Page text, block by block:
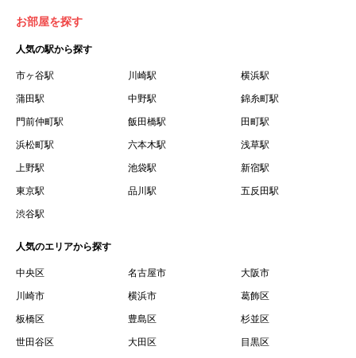
録した情報、本サービス利用中に当社が登録を求めた情報
った場合の当該情報を意味します。
７.「本会員制度」とは、会員による本サービスの利用の促
進を目的とした会員制度を意味します。
借契約書およびオプション注文書を意味します。
９.「契約期間開始日」とは、定期建物賃貸借契約（以下
「賃貸借契約」と言います）の開始日のことで、利用者の
賃借権が発生する日を意味します。
するために、選んだ物件を保留することを意味します。
１１.「予約情報」とは、物件を予約するために必要な当社
所定の情報を意味します。物件情報や期間、オプション等
１２.「キャンセル」とは、賃貸借契約締結後から契約期間
お部屋を探す
人気の駅から探す
市ヶ谷駅 川崎駅 横浜駅
蒲田駅 中野駅 錦糸町駅
門前仲町駅 飯田橋駅 田町駅
浜松町駅 六本木駅 浅草駅
上野駅 池袋駅 新宿駅
東京駅 品川駅 五反田駅
渋谷駅
人気のエリアから探す
中央区 名古屋市 大阪市
川崎市 横浜市 葛飾区
板橋区 豊島区 杉並区
世田谷区 大田区 目黒区